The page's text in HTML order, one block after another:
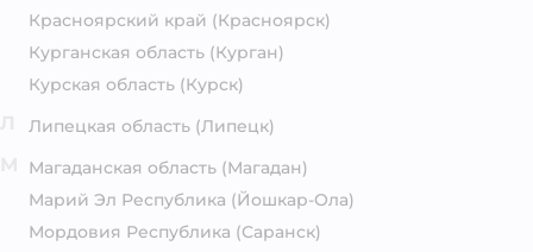
Красноярский край (Красноярск)
Курганская область (Курган)
Курская область (Курск)
Липецкая область (Липецк)
Магаданская область (Магадан)
Марий Эл Республика (Йошкар-Ола)
Мордовия Республика (Саранск)